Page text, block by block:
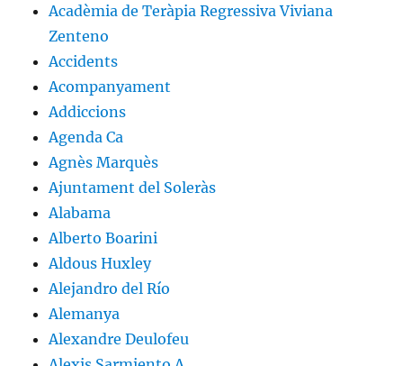
Acadèmia de Teràpia Regressiva Viviana
Zenteno
Accidents
Acompanyament
Addiccions
Agenda Ca
Agnès Marquès
Ajuntament del Soleràs
Alabama
Alberto Boarini
Aldous Huxley
Alejandro del Río
Alemanya
Alexandre Deulofeu